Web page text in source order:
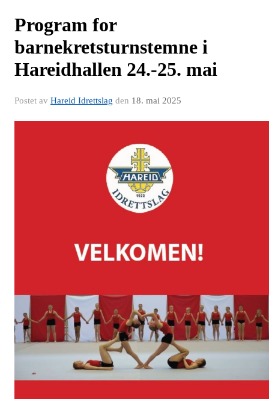
Program for
barnekretsturnstemne i
Hareidhallen 24.-25. mai
Postet av Hareid Idrettslag den 18. mai 2025